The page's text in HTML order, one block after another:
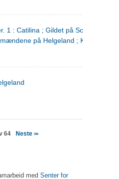
1 : Catilina ; Gildet på Solhaug ; Fru
på Helgeland ;
64 Neste>>
med Senter for